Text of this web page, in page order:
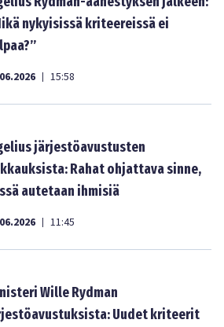
nykyisissä kriteereissä ei
| 15:58
järjestöavustusten
Rahat ohjattava sinne,
autetaan ihmisiä
| 11:45
Wille Rydman
Uudet kriteerit